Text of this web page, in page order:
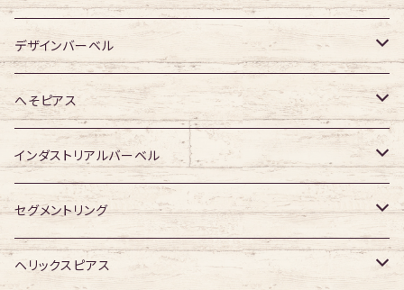
ジュエル有り
ジュエル有り
ジュエル無し
ジュエル有り
アクリル・その他
ジュエル無し
ジュエル有り
サージカルチタン
ジュエル無し
ジュエル有り
アクリル・その他
316Lサージカルステンレス
ジュエル無し
ジュエル有り
サージカルチタン
ジュエル無し
ジュエル有り
アクリル・その他
デザインバーベル
ジュエル無し
ジュエル有り
へそピアス
316Lサージカルステンレス
ジュエル無し
ジュエル有り
サージカルチタン
ジュエル無し
アクリル
インダストリアルバーベル
316Lサージカルステンレス
ジュエル無し
サージカルチタン
セグメントリング
316Lサージカルステンレス
ヘリックスピアス